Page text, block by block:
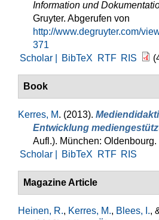
Information und
Gruyter. Abgerufen von
http://www.degruyter.com/
371
Scholar |
BibTeX RTF RIS
Book
Kerres, M. (2013).
Entwicklung
Aufl.). München: Oldenbourg.
Scholar |
BibTeX RTF RIS
Magazine Article
Heinen, R., Kerres, M., Blees, I.,